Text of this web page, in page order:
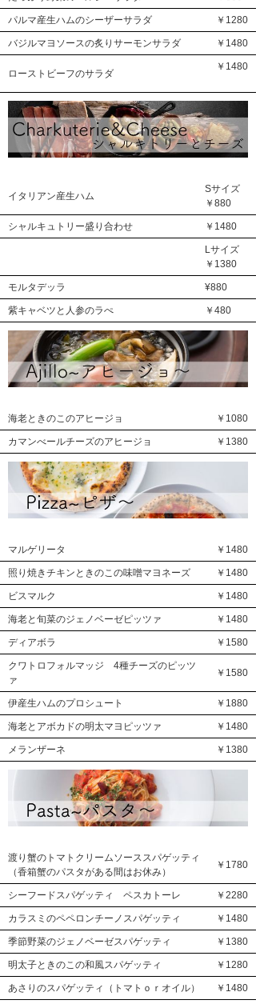
パルマ産生ハムのシーザーサラダ ￥1280
バジルマヨソースの炙りサーモンサラダ ￥1480
ローストビーフのサラダ
￥1480
イタリアン産生ハム
Sサイズ
￥880
シャルキュトリー盛り合わせ ￥1480
Lサイズ
￥1380
モルタデッラ ¥880
紫キャベツと人参のラぺ ￥480
海老ときのこのアヒージョ ￥1080
カマンべールチーズのアヒージョ ￥1380
マルゲリータ ￥1480
照り焼きチキンときのこの味噌マヨネーズ ￥1480
ビスマルク ￥1480
海老と旬菜のジェノベーゼピッツァ ￥1480
ディアボラ ￥1580
クワトロフォルマッジ 4種チーズのピッツ
ァ
￥1580
伊産生ハムのプロシュート ￥1880
海老とアボカドの明太マヨピッツァ ￥1480
メランザーネ ￥1380
渡り蟹のトマトクリームソーススパゲッティ
（香箱蟹のパスタがある間はお休み）
￥1780
シーフードスパゲッティ ペスカトーレ ￥2280
カラスミのペペロンチーノスパゲッティ ￥1480
季節野菜のジェノベーゼスパゲッティ ￥1380
明太子ときのこの和風スパゲッティ ￥1280
あさりのスパゲッティ（トマトｏｒオイル） ￥1480